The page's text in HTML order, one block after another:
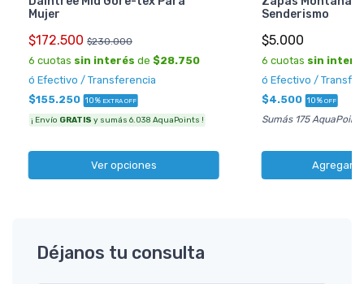
Mujer
$172.500 $230.000
6 cuotas sin interés de $28.750
ó Efectivo / Transferencia
$155.250 10% EXTRA OFF
¡ Envío GRATIS y sumás 6.038 AquaPoints !
Ver opciones
Senderismo
$5.000
6 cuotas sin
ó Efectivo /
$4.500 10% OFF
Sumás 175 AquaPoints
Agregar
Déjanos tu consulta